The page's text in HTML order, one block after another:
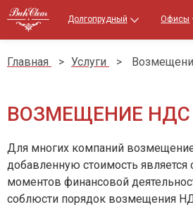
Долгопрудный Офисы
Главная > Услуги >
ВОЗМЕЩЕНИЕ НДС
Для многих компаний
добавленную стоимость
моментов финансовой
соблюсти порядок возмещения